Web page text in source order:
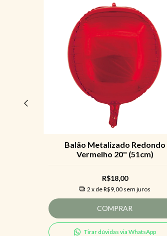
Balão Metalizado Redondo
Vermelho 20'' (51cm)
R$18,00
2 x deR$9,00 sem juros
COMPRAR
Tirar dúvidas via WhatsApp